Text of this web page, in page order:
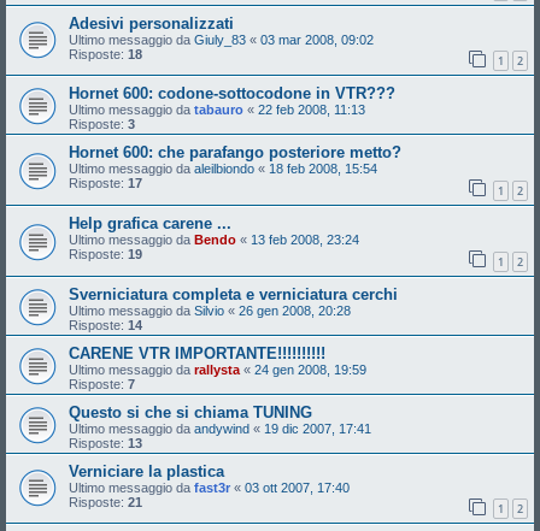
Adesivi personalizzati
Ultimo messaggio da Giuly_83 « 03 mar 2008, 09:02
Risposte: 18 1 2
Hornet 600: codone-sottocodone in VTR???
Ultimo messaggio da tabauro « 22 feb 2008, 11:13
Risposte: 3
Hornet 600: che parafango posteriore metto?
Ultimo messaggio da aleilbiondo « 18 feb 2008, 15:54
Risposte: 17 1 2
Help grafica carene ...
Ultimo messaggio da Bendo « 13 feb 2008, 23:24
Risposte: 19 1 2
Sverniciatura completa e verniciatura cerchi
Ultimo messaggio da Silvio « 26 gen 2008, 20:28
Risposte: 14
CARENE VTR IMPORTANTE!!!!!!!!!!
Ultimo messaggio da rallysta « 24 gen 2008, 19:59
Risposte: 7
Questo si che si chiama TUNING
Ultimo messaggio da andywind « 19 dic 2007, 17:41
Risposte: 13
Verniciare la plastica
Ultimo messaggio da fast3r « 03 ott 2007, 17:40
Risposte: 21 1 2